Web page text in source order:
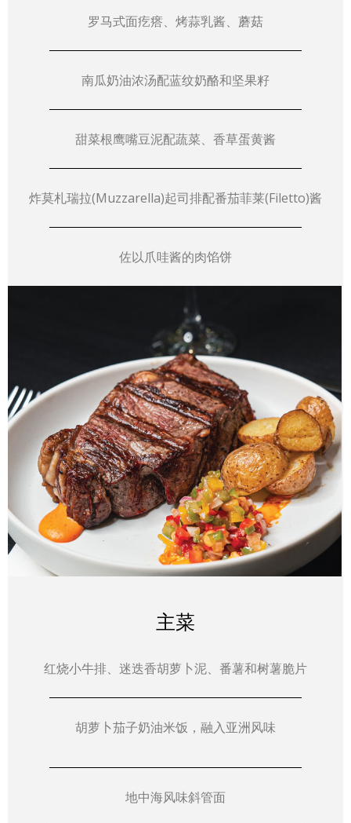
罗马式面疙瘩、烤蒜乳酱、蘑菇
南瓜奶油浓汤配蓝纹奶酪和坚果籽
甜菜根鹰嘴豆泥配蔬菜、香草蛋黄酱
炸莫札瑞拉(Muzzarella)起司排配番茄菲莱(Filetto)酱
佐以爪哇酱的肉馅饼
主菜
红烧小牛排、迷迭香胡萝卜泥、番薯和树薯脆片
胡萝卜茄子奶油米饭，融入亚洲风味
地中海风味斜管面